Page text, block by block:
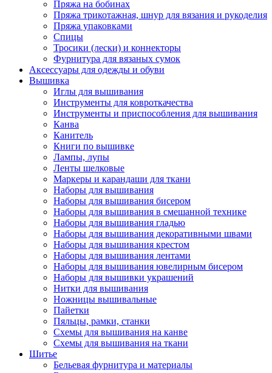
Пряжа на бобинах
Пряжа трикотажная, шнур для вязания и рукоделия
Пряжа упаковками
Спицы
Тросики (лески) и коннекторы
Фурнитура для вязаных сумок
Аксессуары для одежды и обуви
Вышивка
Иглы для вышивания
Инструменты для ковроткачества
Инструменты и приспособления для вышивания
Канва
Канитель
Книги по вышивке
Лампы, лупы
Ленты шелковые
Маркеры и карандаши для ткани
Наборы для вышивания
Наборы для вышивания бисером
Наборы для вышивания в смешанной технике
Наборы для вышивания гладью
Наборы для вышивания декоративными швами
Наборы для вышивания крестом
Наборы для вышивания лентами
Наборы для вышивания ювелирным бисером
Наборы для вышивки украшений
Нитки для вышивания
Ножницы вышивальные
Пайетки
Пяльцы, рамки, станки
Схемы для вышивания на канве
Схемы для вышивания на ткани
Шитье
Бельевая фурнитура и материалы